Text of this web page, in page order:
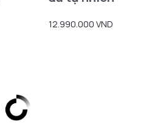
12.990.000 VND